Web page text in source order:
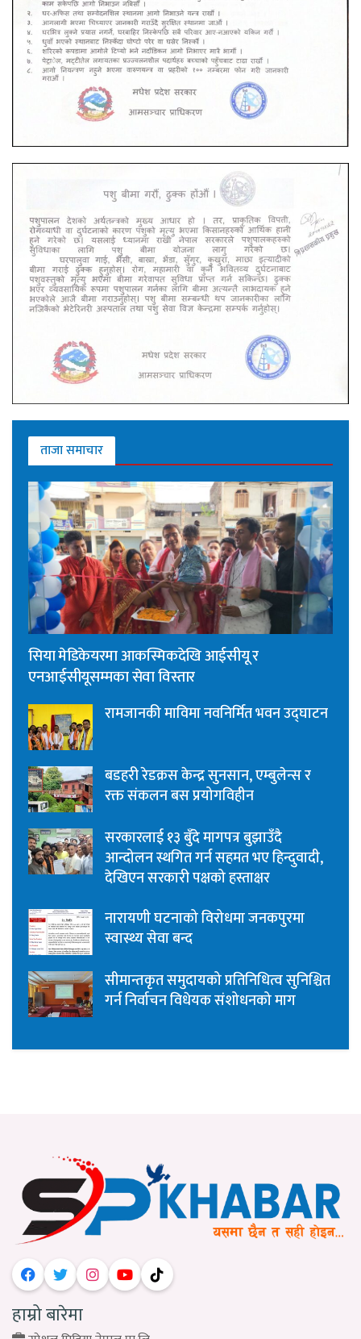
ताजा समाचार
सिया मेडिकेयरमा आकस्मिकदेखि आईसीयू र
एनआईसीयूसम्मका सेवा विस्तार
रामजानकी माविमा नवनिर्मित भवन उद्घाटन
बडहरी रेडक्रस केन्द्र सुनसान, एम्बुलेन्स र
रक्त संकलन बस प्रयोगविहीन
सरकारलाई १३ बुँदे मागपत्र बुझाउँदै
आन्दोलन स्थगित गर्न सहमत भए हिन्दुवादी,
देखिएन सरकारी पक्षको हस्ताक्षर
नारायणी घटनाको विरोधमा जनकपुरमा
स्वास्थ्य सेवा बन्द
सीमान्तकृत समुदायको प्रतिनिधित्व सुनिश्चित
गर्न निर्वाचन विधेयक संशोधनको माग
हाम्रो बारेमा